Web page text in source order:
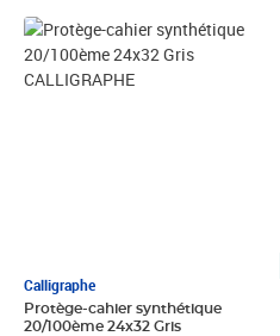
Calligraphe
Protège-cahier synthétique
20/100ème 24x32 Gris
Prix 2,36€